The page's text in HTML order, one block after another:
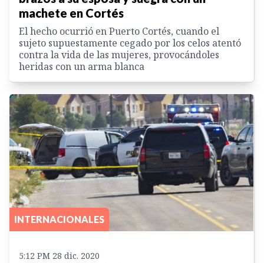
machete en Cortés
El hecho ocurrió en Puerto Cortés, cuando el
sujeto supuestamente cegado por los celos atentó
contra la vida de las mujeres, provocándoles
heridas con un arma blanca
INTERNACIONALES
5:12 PM 28 dic. 2020